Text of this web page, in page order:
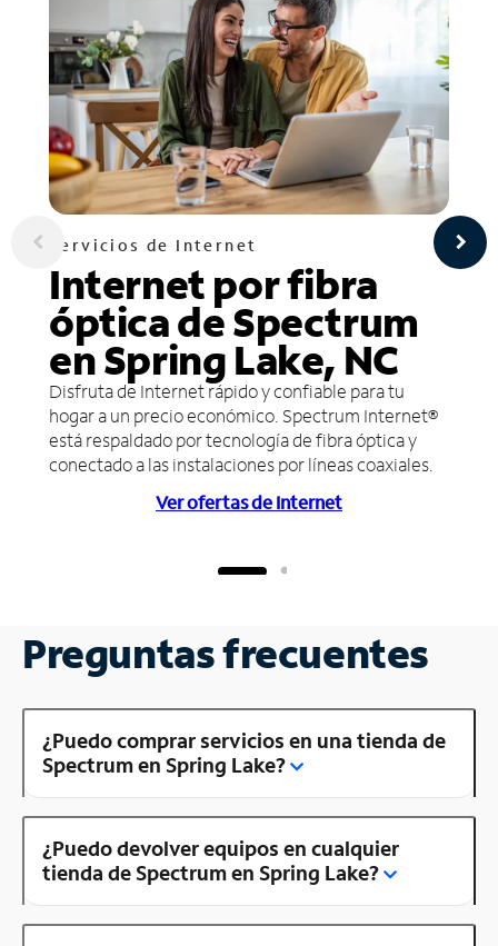
Servicios de Internet
Internet por fibra
óptica de Spectrum
en Spring Lake, NC
Disfruta de Internet rápido y confiable para tu
hogar a un precio económico. Spectrum Internet®
está respaldado por tecnología de fibra óptica y
conectado a las instalaciones por líneas coaxiales.
Ver ofertas de Internet
Preguntas frecuentes
¿Puedo comprar servicios en una tienda de
Spectrum en Spring Lake?
¿Puedo devolver equipos en cualquier
tienda de Spectrum en Spring Lake?